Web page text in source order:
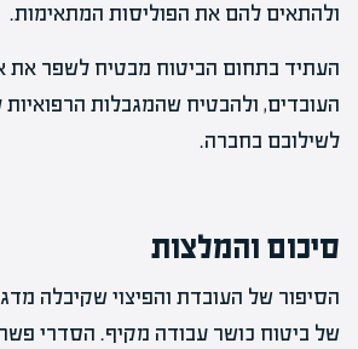
ולהתאים להם את הפוליסות המתאימות.
העתיד בתחום הביטוח מבטיח לשפר את
העובדים, ולהבטיח שהמגבלות הרפואיות
לשילובם בחברה.
סיכום והמלצות
הסיפור של העובדת והפיצוי שקיבלה
של ביטוח כושר עבודה מקיף. הסדרי